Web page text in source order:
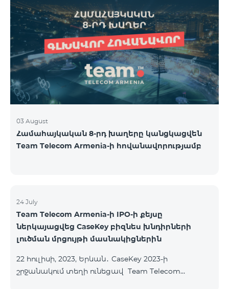
purchased on credit, starting from 1250 AMD per
month. Bank charges are added to the monthly fee.
Tariff terms are below. Prepaid package Teamtok.
Monthly fee: 2500 AMD 250minutes to RA, Artsakh,
USA and Canada, Beeline Russia and Tele2 mob
03 August
Համահայկական 8-րդ խաղերը կանցկացվեն
Team Telecom Armenia-ի հովանավորությամբ
24 July
Team Telecom Armenia-ի IPO-ի քեյսը
ներկայացվեց CaseKey բիզնես խնդիրների
լուծման մրցույթի մասնակիցներին
22 հուլիսի, 2023, Երևան․ CaseKey 2023-ի
շրջանակում տեղի ունեցավ Team Telecom